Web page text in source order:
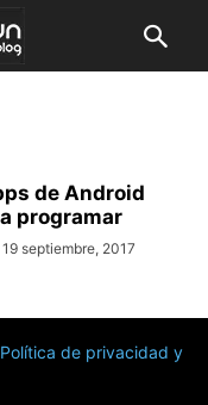
de Android
programar
19 septiembre, 2017
Política de privacidad y